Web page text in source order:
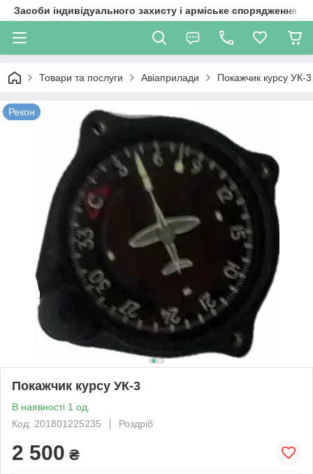
Засоби індивідуального захисту і арміське спорядження
Товари та послуги Авіаприлади Покажчик курсу УК-3
Рекон
Покажчик курсу УК-3
В наявності 1 од.
Код: 201801225235
Роздріб
2 500 ₴